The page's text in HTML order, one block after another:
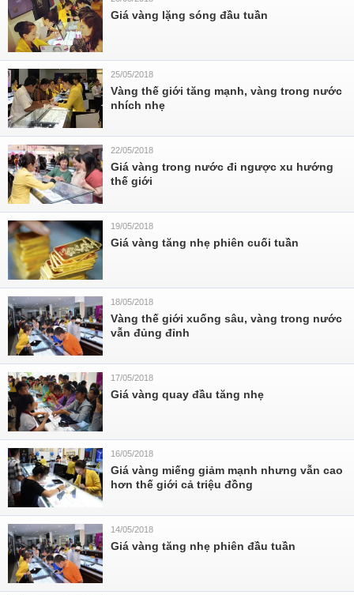
Giá vàng lặng sóng đầu tuần
25/05/2018
Vàng thế giới tăng mạnh, vàng trong nước
nhích nhẹ
22/05/2018
Giá vàng trong nước đi ngược xu hướng
thế giới
19/05/2018
Giá vàng tăng nhẹ phiên cuối tuần
18/05/2018
Vàng thế giới xuống sâu, vàng trong nước
vẫn đủng đỉnh
17/05/2018
Giá vàng quay đầu tăng nhẹ
16/05/2018
Giá vàng miếng giảm mạnh nhưng vẫn cao
hơn thế giới cả triệu đồng
14/05/2018
Giá vàng tăng nhẹ phiên đầu tuần